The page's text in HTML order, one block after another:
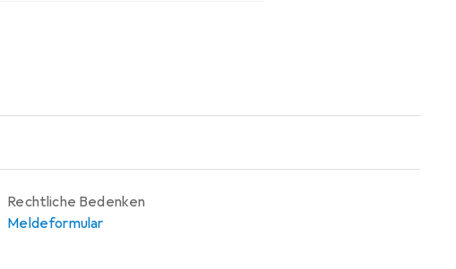
Rechtliche Bedenken
Meldeformular